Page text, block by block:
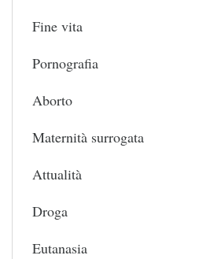
Fine vita
Pornografia
Aborto
Maternità surrogata
Attualità
Droga
Eutanasia